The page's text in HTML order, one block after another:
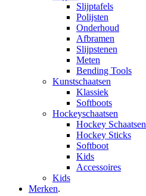
Slijptafels
Polijsten
Onderhoud
Afbramen
Slijpstenen
Meten
Bending Tools
Kunstschaatsen
Klassiek
Softboots
Hockeyschaatsen
Hockey Schaatsen
Hockey Sticks
Softboot
Kids
Accessoires
Kids
Merken.